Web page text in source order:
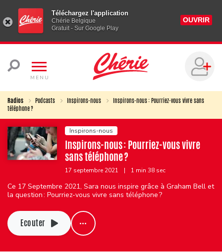
Téléchargez l'application
Chérie Belgique
Gratuit - Sur Google Play
OUVRIR
MENU
Radios Podcasts Inspirons-nous
Inspirons-nous : Pourriez-vous vivre sans
téléphone ?
Inspirons-nous
Inspirons-nous : Pourriez-vous vivre
sans téléphone ?
17 septembre 2021 | 1 min 38 sec
Ce 17 Septembre 2021, Sara nous inspire grâce à Graham Bell et
la question : Pourriez-vous vivre sans téléphone ?
Ecouter